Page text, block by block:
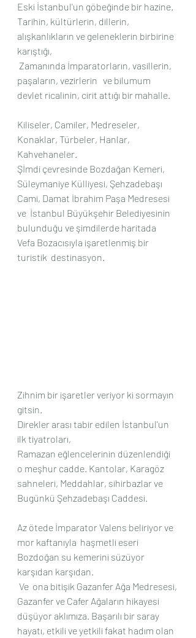
Eski İstanbul'un göbeğinde bir hazine.
Tarihin, kültürlerin, dillerin,
alışkanlıkların ve geleneklerin birbirine
karıştığı,
paşaların, vezirlerin   ve bilumum
devlet ricalinin, cirit attığı bir mahalle.
Kiliseler, Camiler, Medreseler,
Konaklar, Türbeler, Hanlar,
Kahvehaneler.
Şİmdi çevresinde Bozdağan Kemeri,
Süleymaniye Külliyesi, Şehzadebaşı
Cami, Damat İbrahim Paşa Medresesi
ve  İstanbul Büyükşehir Belediyesinin
bulunduğu ve şimdilerde haritada
Vefa Bozacısıyla işaretlenmiş bir
turistik  destinasyon.
Zihnim bir işaretler veriyor ki sormayın
gitsin.
Direkler arası tabir edilen İstanbul'un
ilk tiyatroları,
Ramazan eğlencelerinin düzenlendiği
o meşhur cadde. Kantolar, Karagöz
sahneleri, Meddahlar, sihirbazlar ve
Bugünkü Şehzadebaşı Caddesi.
Az ötede İmparator Valens beliriyor ve
mor kaftanıyla  haşmetli eseri
Bozdoğan su kemerini süzüyor
karşıdan karşıdan.
Gazanfer ve Cafer Ağaların hikayesi
düşüyor aklımıza. Başarılı bir saray
hayatı, etkili ve yetkili fakat hadım olan